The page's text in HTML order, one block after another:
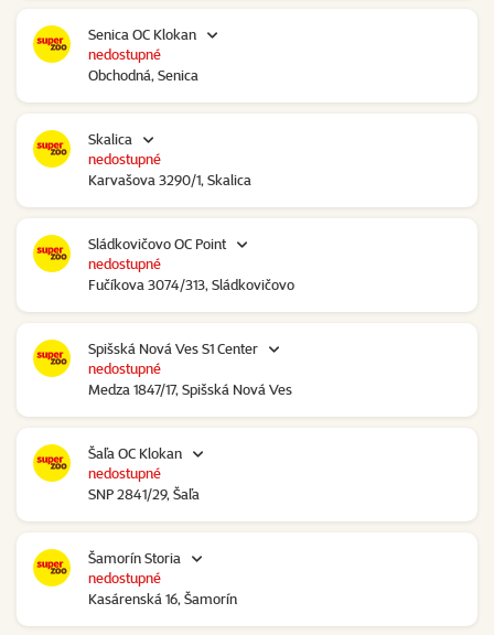
Senica OC Klokan
Obchodná, Senica
nedostupné
Skalica
Karvašova 3290/1, Skalica
nedostupné
Sládkovičovo OC Point
Fučíkova 3074/313, Sládkovičovo
nedostupné
Spišská Nová Ves S1 Center
Medza 1847/17, Spišská Nová Ves
nedostupné
Šaľa OC Klokan
SNP 2841/29, Šaľa
nedostupné
Šamorín Storia
Kasárenská 16, Šamorín
nedostupné